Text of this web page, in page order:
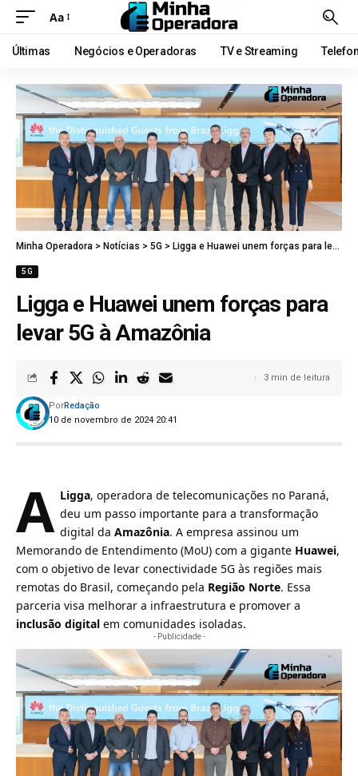
Aa
Últimas Negócios e Operadoras TV e Streaming
Minha Operadora > Notícias > 5G > Ligga e Huawei unem forças para levar 5G à Amazônia
5G
Ligga e Huawei unem forças para
levar 5G à Amazônia
10 de novembro de 2024 20:41
PorRedação
3 min de leitura
A Ligga, operadora de telecomunicações no Paraná,
deu um passo importante para a transformação
digital da Amazônia. A empresa assinou um
Memorando de Entendimento (MoU) com a gigante Huawei,
com o objetivo de levar conectividade 5G às regiões mais
remotas do Brasil, começando pela Região Norte. Essa
parceria visa melhorar a infraestrutura e promover a
inclusão digital em comunidades isoladas.
- Publicidade -